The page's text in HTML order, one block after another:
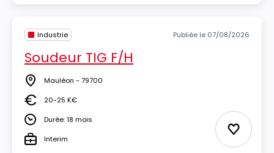
Industrie Publiée le 07/08/2026
Soudeur TIG F/H
Lieu Mauléon - 79700
Salaire20-25 K€
DuréeDurée: 18 mois
TypeInterim Ajouter